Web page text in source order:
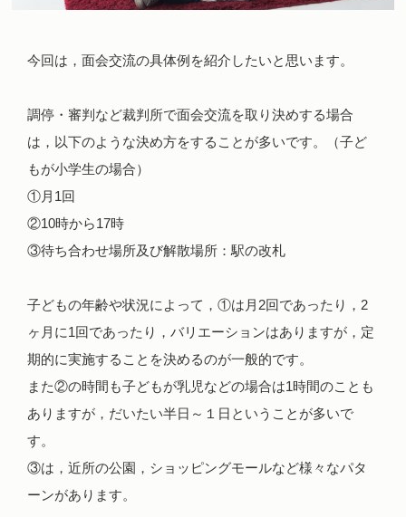
今回は，面会交流の具体例を紹介したいと思います。
調停・審判など裁判所で面会交流を取り決めする場合
は，以下のような決め方をすることが多いです。（子ど
もが小学生の場合）
①月1回
②10時から17時
③待ち合わせ場所及び解散場所：駅の改札
子どもの年齢や状況によって，①は月2回であったり，2
ヶ月に1回であったり，バリエーションはありますが，定
期的に実施することを決めるのが一般的です。
また②の時間も子どもが乳児などの場合は1時間のことも
ありますが，だいたい半日～１日ということが多いで
す。
③は，近所の公園，ショッピングモールなど様々なパタ
ーンがあります。